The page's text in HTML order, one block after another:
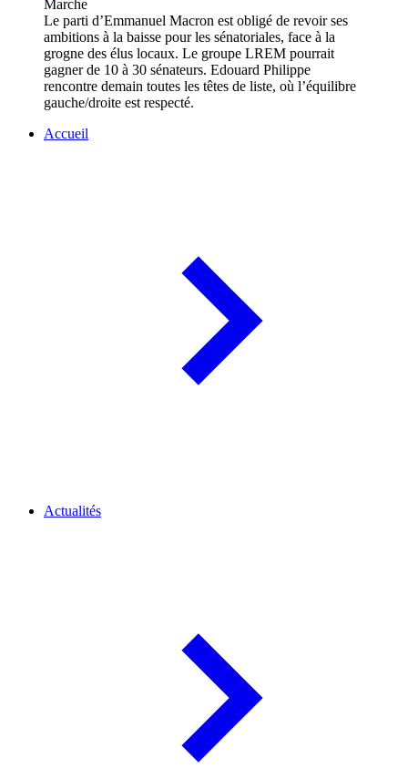
Le parti d’Emmanuel Macron est obligé de revoir ses
ambitions à la baisse pour les sénatoriales, face à la
grogne des élus locaux. Le groupe LREM pourrait
gagner de 10 à 30 sénateurs. Edouard Philippe
rencontre demain toutes les têtes de liste, où l’équilibre
gauche/droite est respecté.
Accueil
Actualités